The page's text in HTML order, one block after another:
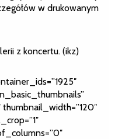
w drukowanym
z koncertu. (ikz)